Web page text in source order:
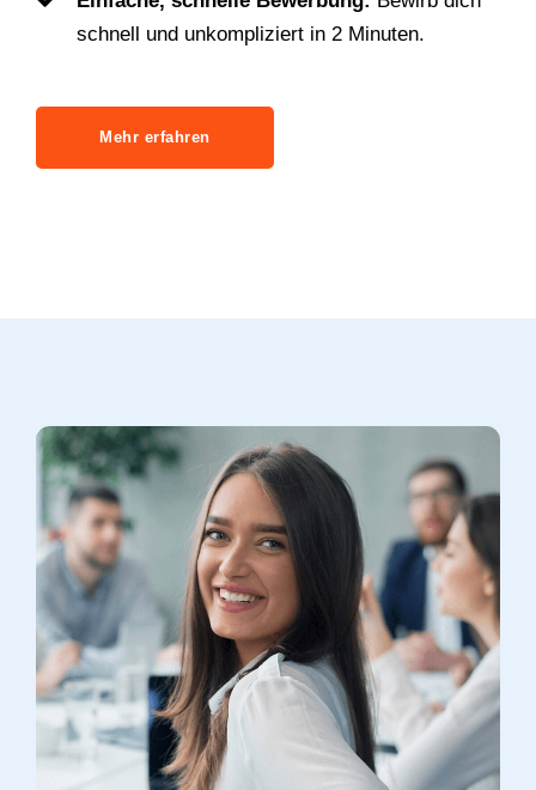
schnell und unkompliziert in 2 Minuten.
Mehr erfahren